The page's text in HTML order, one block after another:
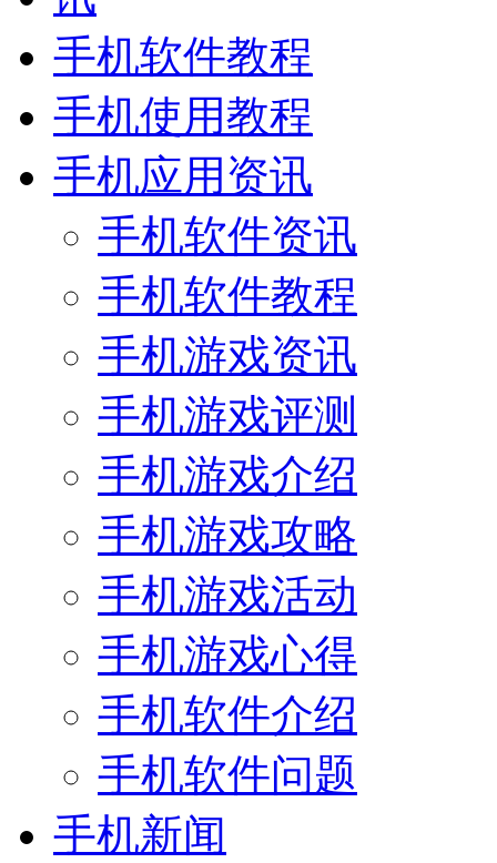
手机软件教程
手机使用教程
手机应用资讯
手机软件资讯
手机软件教程
手机游戏资讯
手机游戏评测
手机游戏介绍
手机游戏攻略
手机游戏活动
手机游戏心得
手机软件介绍
手机软件问题
手机新闻